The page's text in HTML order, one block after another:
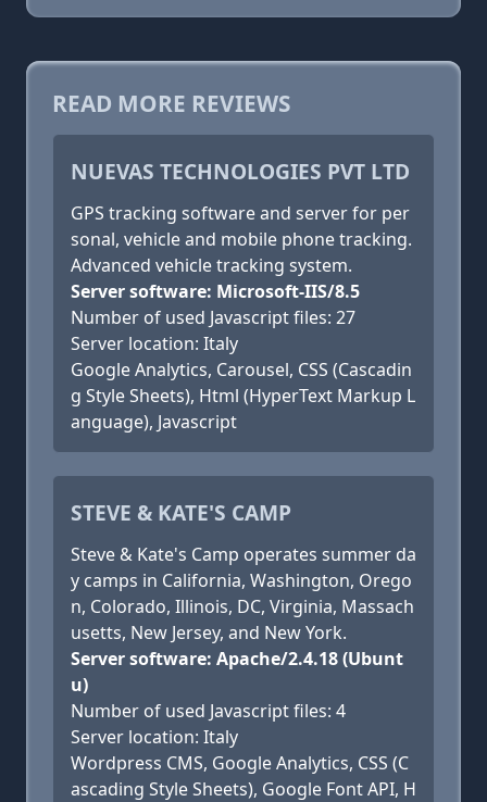
READ MORE REVIEWS
NUEVAS TECHNOLOGIES PVT LTD
GPS tracking software and server for per
sonal, vehicle and mobile phone tracking.
Advanced vehicle tracking system.
Server software: Microsoft-IIS/8.5
Number of used Javascript files: 27
Server location: Italy
Google Analytics, Carousel, CSS (Cascadin
g Style Sheets), Html (HyperText Markup L
anguage), Javascript
STEVE & KATE'S CAMP
Steve & Kate's Camp operates summer da
y camps in California, Washington, Orego
n, Colorado, Illinois, DC, Virginia, Massach
usetts, New Jersey, and New York.
Server software: Apache/2.4.18 (Ubunt
u)
Number of used Javascript files: 4
Server location: Italy
Wordpress CMS, Google Analytics, CSS (C
ascading Style Sheets), Google Font API, H